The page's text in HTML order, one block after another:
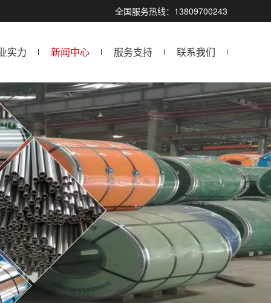
全国服务热线：13809700243
实力 新闻中心 服务支持 联系我们